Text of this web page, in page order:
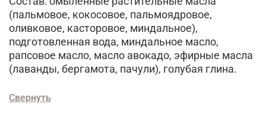
(пальмовое, кокосовое, пальмоядровое,
оливковое, касторовое, миндальное),
подготовленная вода, миндальное масло,
рапсовое масло, масло авокадо, эфирные масла
(лаванды, бергамота, пачули), голубая глина.
Свернуть